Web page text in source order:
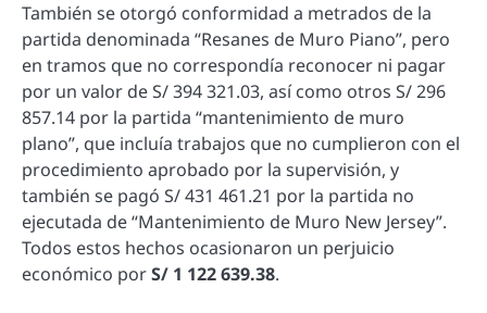
También se otorgó conformidad a metrados de la
partida denominada “Resanes de Muro Piano”, pero
en tramos que no correspondía reconocer ni pagar
por un valor de S/ 394 321.03, así como otros S/ 296
857.14 por la partida “mantenimiento de muro
plano”, que incluía trabajos que no cumplieron con el
procedimiento aprobado por la supervisión, y
también se pagó S/ 431 461.21 por la partida no
ejecutada de “Mantenimiento de Muro New Jersey”.
Todos estos hechos ocasionaron un perjuicio
económico porS/ 1 122 639.38.